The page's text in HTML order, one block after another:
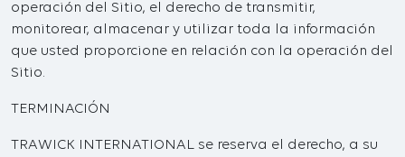
operación del Sitio, el derecho de transmitir,
monitorear, almacenar y utilizar toda la información
que usted proporcione en relación con la operación del
Sitio.
TERMINACIÓN
TRAWICK INTERNATIONAL se reserva el derecho, a su